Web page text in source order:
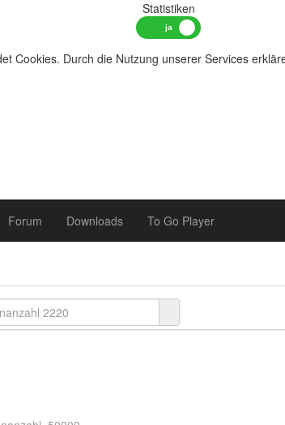
Statistiken
Cookies. Durch die Nutzung unserer Services
Forum Downloads To Go Player